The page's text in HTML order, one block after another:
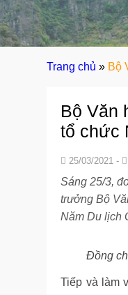
Trang chủ » Bộ
Bộ Văn
tổ chức
25/03/2021 -
Sáng 25/3,
trưởng Bộ
Năm Du lịch
Đồng
Tiếp và làm